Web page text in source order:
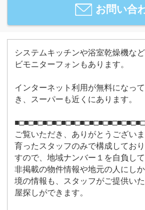
お問い合
システムキッチンや浴室乾燥機な
ビモニターフォンもあります。
インターネット利用が無料になっ
き、スーパーも近くにあります。
ご覧いただき、ありがとうござい
育ったスタッフのみで構成してお
すので、地域ナンバー１を自負し
非掲載の物件情報や地元の人にし
境の情報も、スタッフがご提供い
屋探しができます。